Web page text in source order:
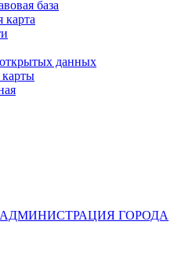
база
карта
данных
ГОРОДА